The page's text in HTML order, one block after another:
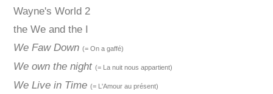
Wayne's World 2
the We and the I
We Faw Down (= On a gaffé)
We own the night (= La nuit nous appartient)
We Live in Time (= L'Amour au présent)